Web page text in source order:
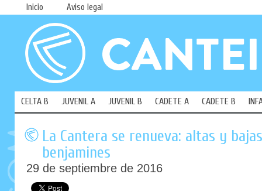
Inicio Aviso legal
CELTA B JUVENIL A JUVENIL B CADETE A CADETE B
La Cantera se renueva: altas y
benjamines
29 de septiembre de 2016